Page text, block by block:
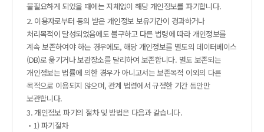
불필요하게 되었을 때에는 지체없이 해당 개인정보를 파기합니다.
2. 이용자로부터 동의 받은 개인정보 보유기간이 경과하거나
처리목적이 달성되었음에도 불구하고 다른 법령에 따라 개인정보를
계속 보존하여야 하는 경우에도, 해당 개인정보를 별도의 데이터베이스
(DB)로 옮기거나 보관장소를 달리하여 보존합니다. 별도 보존되는
개인정보는 법률에 의한 경우가 아니고서는 보존목적 이외의 다른
목적으로 이용되지 않으며, 관계 법령에서 규정한 기간 동안만
보관합니다.
3. 개인정보 파기의 절차 및 방법은 다음과 같습니다.
1) 파기절차